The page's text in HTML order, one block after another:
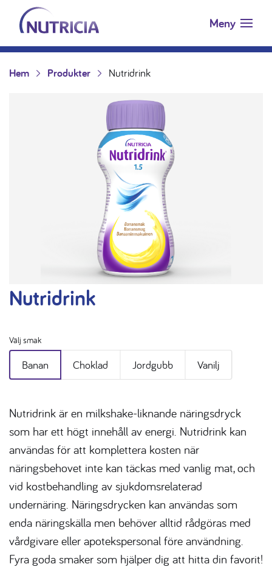
Hoppa till innehåll
Nutricia.se Meny
Hem Produkter Nutridrink
Nutridrink
Välj smak
Banan Choklad Jordgubb Vanilj
Nutridrink är en milkshake-liknande näringsdryck
som har ett högt innehåll av energi. Nutridrink kan
användas för att komplettera kosten när
näringsbehovet inte kan täckas med vanlig mat, och
vid kostbehandling av sjukdomsrelaterad
undernäring. Näringsdrycken kan användas som
enda näringskälla men behöver alltid rådgöras med
vårdgivare eller apotekspersonal före användning.
Fyra goda smaker som hjälper dig att hitta din favorit!